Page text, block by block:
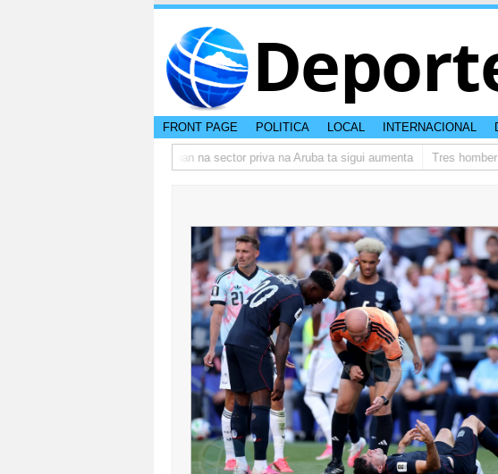
FRONT PAGE POLITICA LOCAL INTERNACIONAL
Prestamonan na sector priva na Aruba ta sigui aumenta Tres homber